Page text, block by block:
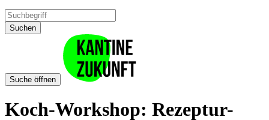
Suchen
Suche öffnen
Koch-Workshop: Rezeptur-